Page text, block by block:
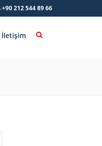
+90 212 544 89 66
İletişim